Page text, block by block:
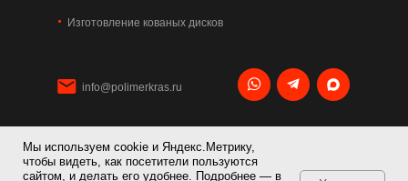
Изготовление кованых дисков
info@polimerkras.ru
+7 495 120 21 36
Мы используем cookie и Яндекс.Метрику,
чтобы видеть, как посетители пользуются
сайтом, и делать его удобнее. Подробнее — в